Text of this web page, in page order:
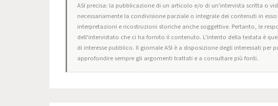
ASI precisa: la pubblicazione di un articolo e/o di un'intervista scritta o
necessariamente la condivisione parziale o integrale dei contenuti in
interpretazioni e ricostruzioni storiche anche soggettive. Pertanto, le
dell'intervistato che ci ha fornito il contenuto. L'intento della testata è
di interesse pubblico. Il giornale ASI è a disposizione degli interessati
approfondire sempre gli argomenti trattati e a consultare più fonti.